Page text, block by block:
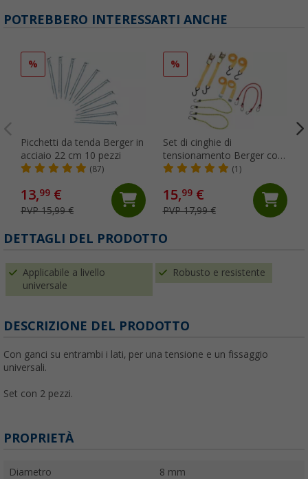
POTREBBERO INTERESSARTI ANCHE
%
Picchetti da tenda Berger in
acciaio 22 cm 10 pezzi
(87)
13,99 €
PVP 15,99 €
%
Set di cinghie di
tensionamento Berger con
cricchetto 8 pezzi
(1)
15,99€
PVP 17,99 €
DETTAGLI DEL PRODOTTO
Applicabile a livello
universale
Robusto e resistente
DESCRIZIONE DEL PRODOTTO
Con ganci su entrambi i lati, per una tensione e un fissaggio
universali.
Set con 2 pezzi.
PROPRIETÀ
Diametro 8 mm